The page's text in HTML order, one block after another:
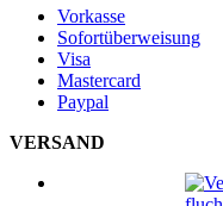
Vorkasse
Sofortüberweisung
Visa
Mastercard
Paypal
VERSAND